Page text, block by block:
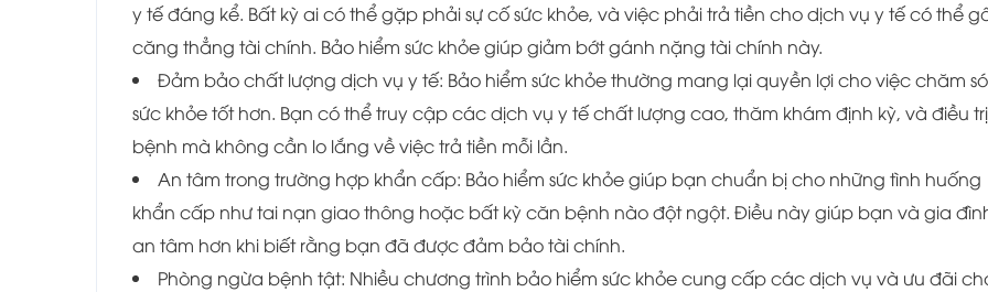
y tế đáng kể. Bất kỳ ai có thể gặp phải sự cố sức khỏe, và việc phải trả tiền cho dịch vụ y tế có thể
căng thẳng tài chính. Bảo hiểm sức khỏe giúp giảm bớt gánh nặng tài chính này.
Đảm bảo chất lượng dịch vụ y tế: Bảo hiểm sức khỏe thường mang lại quyền lợi cho việc chăm
sức khỏe tốt hơn. Bạn có thể truy cập các dịch vụ y tế chất lượng cao, thăm khám định kỳ, và điều trị
bệnh mà không cần lo lắng về việc trả tiền mỗi lần.
An tâm trong trường hợp khẩn cấp: Bảo hiểm sức khỏe giúp bạn chuẩn bị cho những tình huống
khẩn cấp như tai nạn giao thông hoặc bất kỳ căn bệnh nào đột ngột. Điều này giúp bạn và gia
an tâm hơn khi biết rằng bạn đã được đảm bảo tài chính.
Phòng ngừa bệnh tật: Nhiều chương trình bảo hiểm sức khỏe cung cấp các dịch vụ và ưu đãi